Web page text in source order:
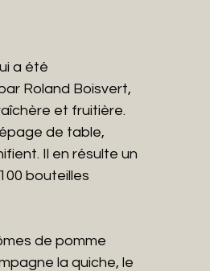
a été
Roland Boisvert,
et fruitière.
de table,
Il en résulte un
bouteilles
de pomme
la quiche, le